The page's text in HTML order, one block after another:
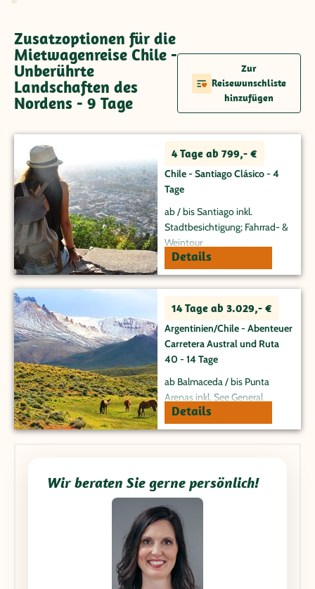
Zusatzoptionen für die
Mietwagenreise Chile -
Unberührte
Landschaften des
Nordens - 9 Tage
Zur
Reisewunschliste
hinzufügen
4 Tage ab 799,- €
Chile - Santiago Clásico - 4
Tage
ab / bis Santiago inkl.
Stadtbesichtigung; Fahrrad- &
Weintour
Details
14 Tage ab 3.029,- €
Argentinien/Chile - Abenteuer
Carretera Austral und Ruta
40 - 14 Tage
ab Balmaceda / bis Punta
Arenas inkl. See General
Carrera; Perito Moreno
Gletscher; Torres del Paine
Details
Wir beraten Sie gerne persönlich!